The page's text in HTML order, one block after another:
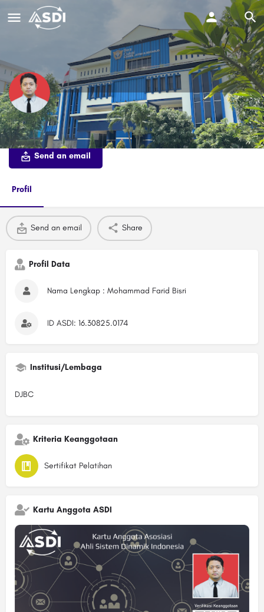
Mohammad Farid Bisri
Send an email
Profil
Send an email Share
Profil Data
Nama Lengkap : Mohammad Farid Bisri
ID ASDI: 16.30825.0174
Institusi/Lembaga
DJBC
Kriteria Keanggotaan
Sertifikat Pelatihan
Kartu Anggota ASDI